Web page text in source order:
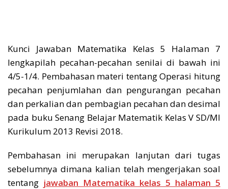
Kunci Jawaban Matematika Kelas 5 Halaman 7
lengkapilah pecahan-pecahan senilai di bawah ini
4/5-1/4. Pembahasan materi tentang Operasi hitung
pecahan penjumlahan dan pengurangan pecahan
dan perkalian dan pembagian pecahan dan desimal
pada buku Senang Belajar Matematik Kelas V SD/MI
Kurikulum 2013 Revisi 2018.
Pembahasan ini merupakan lanjutan dari tugas
sebelumnya dimana kalian telah mengerjakan soal
tentang jawaban Matematika kelas 5 halaman 5